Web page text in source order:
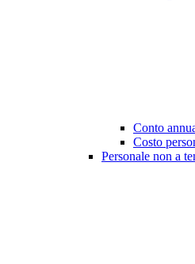
Conto
Costo
Personale non a